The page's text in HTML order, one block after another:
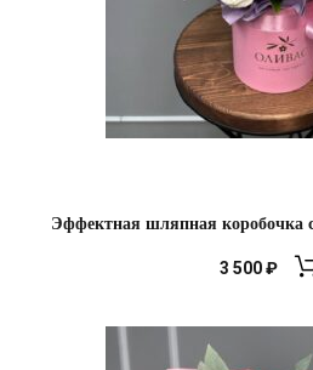
Эффектная шляпная коробочка
3 500₽